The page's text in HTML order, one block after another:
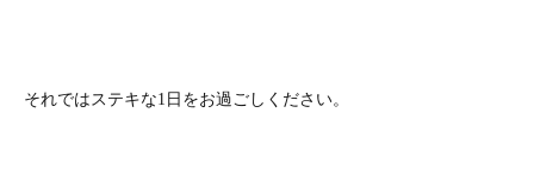
それではステキな1日をお過ごしください。